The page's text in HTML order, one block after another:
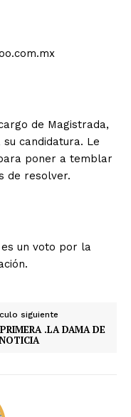
de Magistrada,
candidatura. Le
poner a temblar
de resolver.
un voto por la
siguiente
.LA DAMA DE